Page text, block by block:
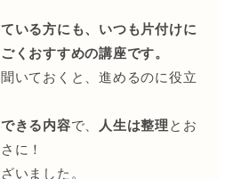
いる方にも、いつも片付けに
くおすすめの講座です。
いておくと、進めるのに役立
きる内容で、 人生は整理 とお
に！
いました。